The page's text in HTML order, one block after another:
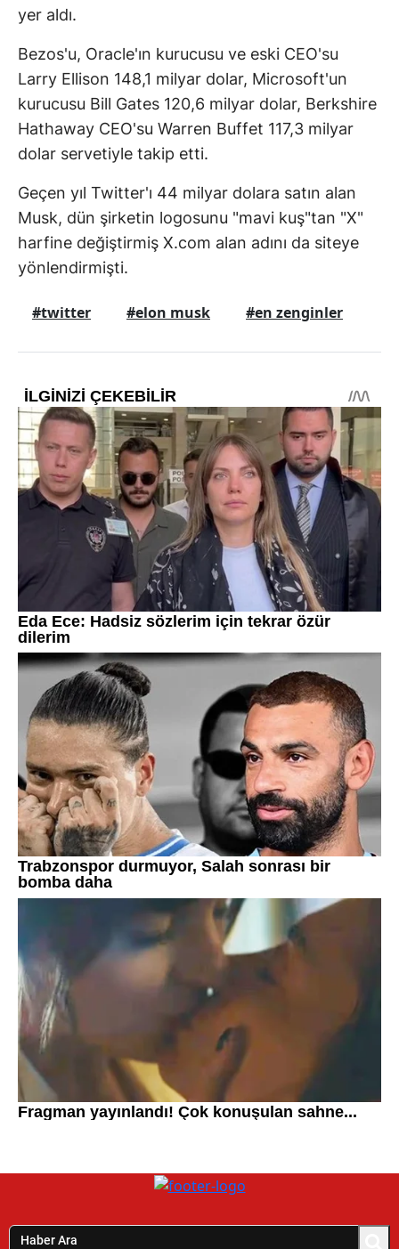
yer aldı.
Bezos'u, Oracle'ın kurucusu ve eski CEO'su
Larry Ellison 148,1 milyar dolar, Microsoft'un
kurucusu Bill Gates 120,6 milyar dolar, Berkshire
Hathaway CEO'su Warren Buffet 117,3 milyar
dolar servetiyle takip etti.
Geçen yıl Twitter'ı 44 milyar dolara satın alan
Musk, dün şirketin logosunu "mavi kuş"tan "X"
harfine değiştirmiş X.com alan adını da siteye
yönlendirmişti.
#twitter #elon musk #en zenginler